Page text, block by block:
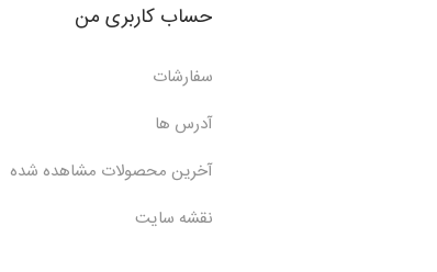
حساب کاربری من
سفارشات
آدرس ها
آخرین محصولات مشاهده شده
نقشه سایت